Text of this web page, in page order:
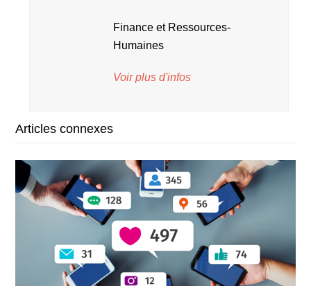
Finance et Ressources-
Humaines
Voir plus d'infos
Articles connexes